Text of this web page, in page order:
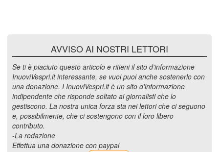
AVVISO AI NOSTRI LETTORI
Se ti è piaciuto questo articolo e ritieni il sito d'informazione
InuoviVespri.it interessante, se vuoi puoi anche sostenerlo con
una donazione. I InuoviVespri.it è un sito d'informazione
indipendente che risponde soltato ai giornalisti che lo
gestiscono. La nostra unica forza sta nei lettori che ci seguono
e, possibilmente, che ci sostengono con il loro libero
contributo.
-La redazione
Effettua una donazione con paypal